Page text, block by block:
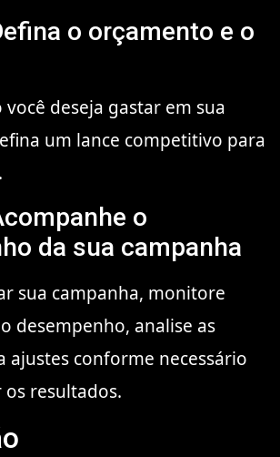
o orçamento e o
deseja gastar em sua
um lance competitivo para
o
da sua campanha
sua campanha, monitore
desempenho, analise as
ajustes conforme necessário
resultados.